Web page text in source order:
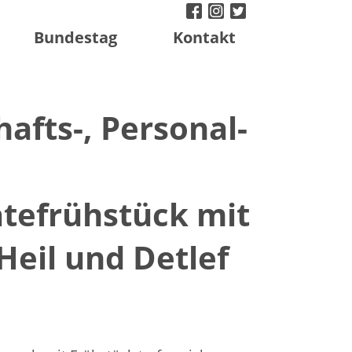
facebook
instagram
twitter
Bundestag Kontakt
, Personal-
mit
und Detlef